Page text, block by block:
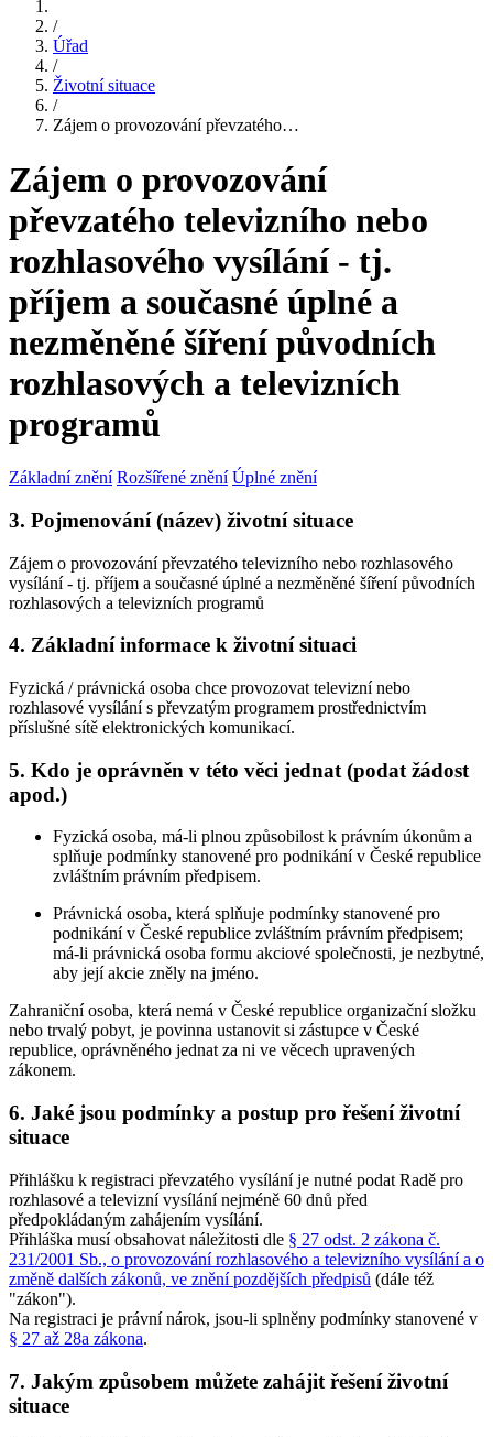
/
Úřad
/
Životní situace
/
Zájem o provozování převzatého…
Zájem o provozování
převzatého televizního nebo
rozhlasového vysílání - tj.
příjem a současné úplné a
nezměněné šíření původních
rozhlasových a televizních
programů
Základní znění Rozšířené znění Úplné znění
3. Pojmenování (název) životní situace
Zájem o provozování převzatého televizního nebo rozhlasového
vysílání - tj. příjem a současné úplné a nezměněné šíření původních
rozhlasových a televizních programů
4. Základní informace k životní situaci
Fyzická / právnická osoba chce provozovat televizní nebo
rozhlasové vysílání s převzatým programem prostřednictvím
příslušné sítě elektronických komunikací.
5. Kdo je oprávněn v této věci jednat (podat žádost
apod.)
Fyzická osoba, má-li plnou způsobilost k právním úkonům a
splňuje podmínky stanovené pro podnikání v České republice
zvláštním právním předpisem.
Právnická osoba, která splňuje podmínky stanovené pro
podnikání v České republice zvláštním právním předpisem;
má-li právnická osoba formu akciové společnosti, je nezbytné,
aby její akcie zněly na jméno.
Zahraniční osoba, která nemá v České republice organizační složku
nebo trvalý pobyt, je povinna ustanovit si zástupce v České
republice, oprávněného jednat za ni ve věcech upravených
zákonem.
6. Jaké jsou podmínky a postup pro řešení životní
situace
Přihlášku k registraci převzatého vysílání je nutné podat Radě pro
rozhlasové a televizní vysílání nejméně 60 dnů před
předpokládaným zahájením vysílání.
Přihláška musí obsahovat náležitosti dle § 27 odst. 2 zákona č.
231/2001 Sb., o provozování rozhlasového a televizního vysílání a o
změně dalších zákonů, ve znění pozdějších předpisů (dále též
"zákon").
Na registraci je právní nárok, jsou-li splněny podmínky stanovené v
§ 27 až 28a zákona.
7. Jakým způsobem můžete zahájit řešení životní
situace